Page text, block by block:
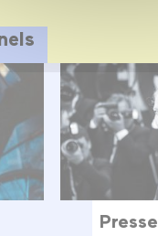
Presse